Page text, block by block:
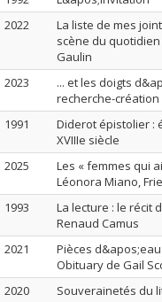
2022
La liste de mes
scène du
Gaulin
2023
... et les doigts
recherche-
1991
Diderot épistolier :
XVIIIe siècle
2025
Les « femmes qui
Léonora Miano,
1993
La lecture : le récit
Renaud Camus
2021
Pièces
Obituary de Gail
2020
Souverainetés du